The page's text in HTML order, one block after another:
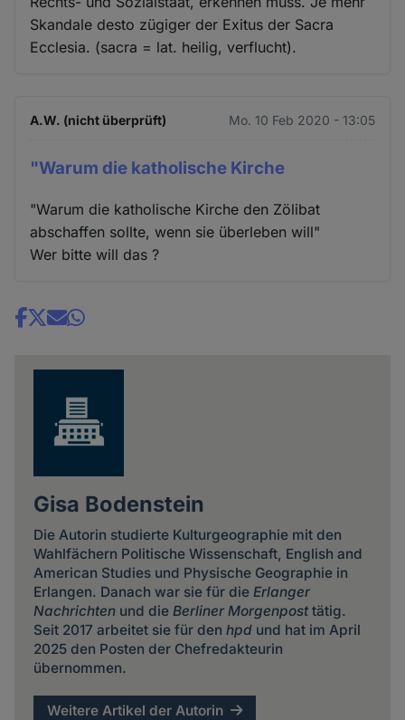
Skandale desto zügiger der Exitus der Sacra
Ecclesia. (sacra = lat. heilig, verflucht).
A.W. (nicht überprüft) Mo. 10 Feb 2020 - 13:05
"Warum die katholische Kirche
"Warum die katholische Kirche den Zölibat
abschaffen sollte, wenn sie überleben will"
Wer bitte will das ?
Share
Gisa Bodenstein
Die Autorin studierte Kulturgeographie mit den
Wahlfächern Politische Wissenschaft, English and
American Studies und Physische Geographie in
Erlangen. Danach war sie für die Erlanger
Nachrichtenund die Berliner Morgenposttätig.
Seit 2017 arbeitet sie für den hpdund hat im April
2025 den Posten der Chefredakteurin
übernommen.
Weitere Artikel der Autorin